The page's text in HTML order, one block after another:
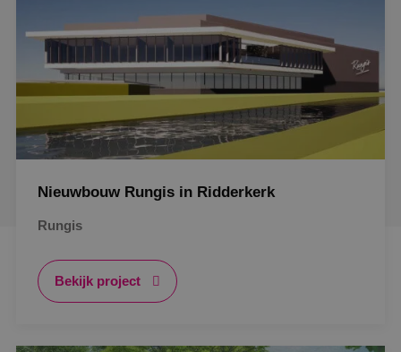
Nieuwbouw Rungis in Ridderkerk
Rungis
Bekijk project